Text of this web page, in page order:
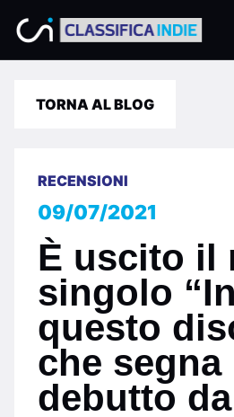
TORNA AL BLOG
RECENSIONI
09/07/2021
È uscito il
singolo “In
questo
che segna
debutto